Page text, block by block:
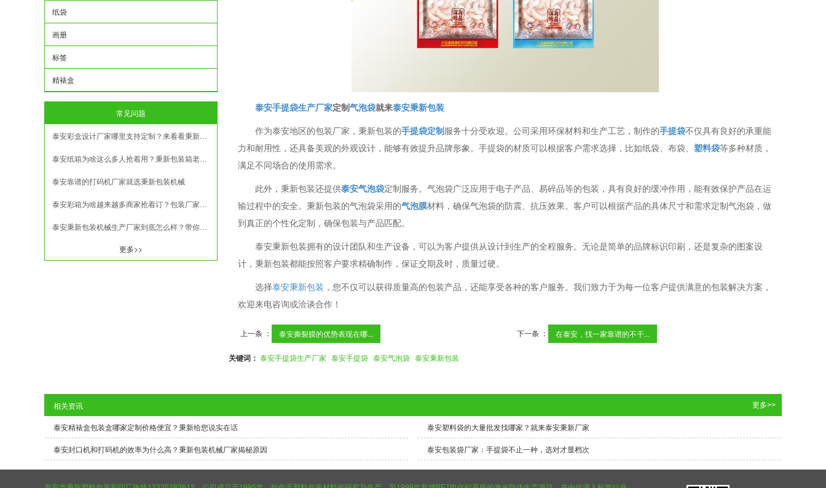
泰安手提袋生产厂家定制气泡袋就来泰安秉新包装
作为泰安地区的包装厂家，秉新包装的手提袋定制服务十分受欢迎。公司采用环保材料和生产工艺，制作的手提袋不仅具有良好的承重能
力和耐用性，还具备美观的外观设计，能够有效提升品牌形象。手提袋的材质可以根据客户需求选择，比如纸袋、布袋、 塑料袋等多种材质，
满足不同场合的使用需求。
此外，秉新包装还提供泰安气泡袋定制服务。气泡袋广泛应用于电子产品、易碎品等的包装，具有良好的缓冲作用，能有效保护产品在运
输过程中的安全。秉新包装的气泡袋采用的气泡膜材料，确保气泡袋的防震、抗压效果。客户可以根据产品的具体尺寸和需求定制气泡袋，做
到真正的个性化定制，确保包装与产品匹配。
泰安秉新包装拥有的设计团队和生产设备，可以为客户提供从设计到生产的全程服务。无论是简单的品牌标识印刷，还是复杂的图案设
计，秉新包装都能按照客户要求精确制作，保证交期及时，质量过硬。
选择泰安秉新包装 ，您不仅可以获得质量高的包装产品，还能享受各种的客户服务。我们致力于为每一位客户提供满意的包装解决方案，
欢迎来电咨询或洽谈合作！
上一条 ： 泰安撕裂膜的优势表现在哪... 下一条 ： 在泰安，找一家靠谱的不干...
关键词： 泰安手提袋生产厂家 泰安手提袋 泰安气泡袋 泰安秉新包装
纸袋
画册
标签
精裱盒
常见问题
泰安彩盒设计厂家哪里支持定制？来看看秉新包装
泰安纸箱为啥这么多人抢着用？秉新包装箱老板说出实话了！
泰安靠谱的打码机厂家就选秉新包装机械
泰安彩箱为啥越来越多商家抢着订？包装厂家介绍
泰安秉新包装机械生产厂家到底怎么样？带你了解一下
更多>>
相关资讯 更多>>
泰安精裱盒包装盒哪家定制价格便宜？秉新给您说实在话 泰安塑料袋的大量批发找哪家？就来泰安秉新厂家
泰安封口机和打码机的效率为什么高？秉新包装机械厂家揭秘原因 泰安包装袋厂家：手提袋不止一种，选对才显档次